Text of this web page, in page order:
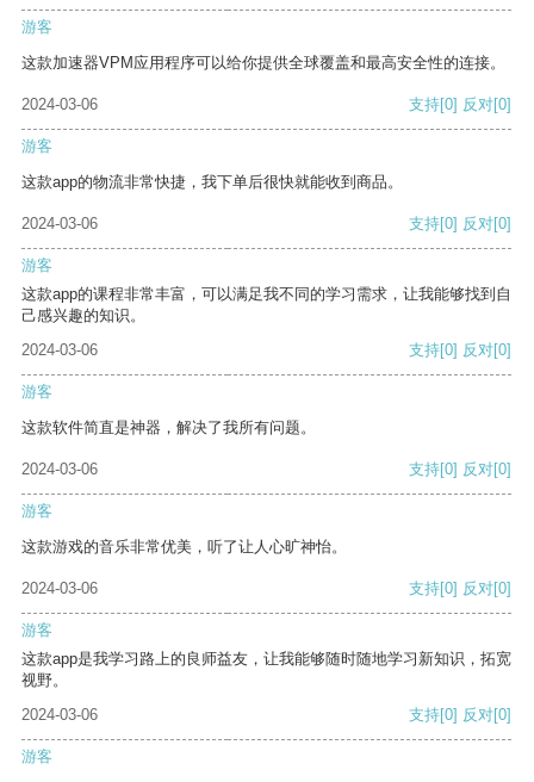
游客
这款加速器VPM应用程序可以给你提供全球覆盖和最高安全性的连接。
2024-03-06 支持[0] 反对[0]
游客
这款app的物流非常快捷，我下单后很快就能收到商品。
2024-03-06 支持[0] 反对[0]
游客
这款app的课程非常丰富，可以满足我不同的学习需求，让我能够找到自
己感兴趣的知识。
2024-03-06
支持[0] 反对[0]
游客
这款软件简直是神器，解决了我所有问题。
2024-03-06 支持[0] 反对[0]
游客
这款游戏的音乐非常优美，听了让人心旷神怡。
2024-03-06 支持[0] 反对[0]
游客
这款app是我学习路上的良师益友，让我能够随时随地学习新知识，拓宽
视野。
2024-03-06
支持[0] 反对[0]
游客